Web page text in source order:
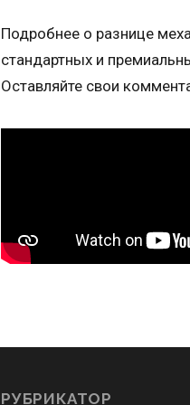
Подробнее о разнице
стандартных и
Оставляйте свои
РУБРИКАТОР